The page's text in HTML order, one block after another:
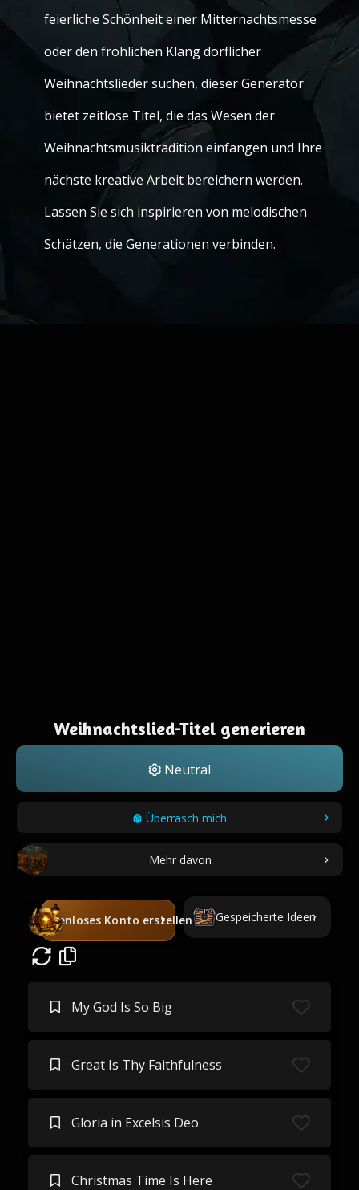
feierliche Schönheit einer Mitternachtsmesse
oder den fröhlichen Klang dörflicher
Weihnachtslieder suchen, dieser Generator
bietet zeitlose Titel, die das Wesen der
Weihnachtsmusiktradition einfangen und Ihre
nächste kreative Arbeit bereichern werden.
Lassen Sie sich inspirieren von melodischen
Schätzen, die Generationen verbinden.
Weihnachtslied-Titel generieren
Neutral
Überrasch mich
Mehr davon
Kostenloses Konto erstellen Gespeicherte Ideen
My God Is So Big
Great Is Thy Faithfulness
Gloria in Excelsis Deo
Christmas Time Is Here